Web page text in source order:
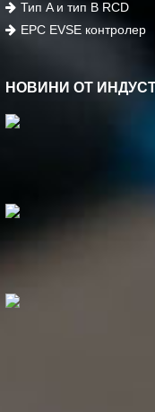
Тип A и тип B RCD
EPC EVSE контролер
НОВИНИ ОТ